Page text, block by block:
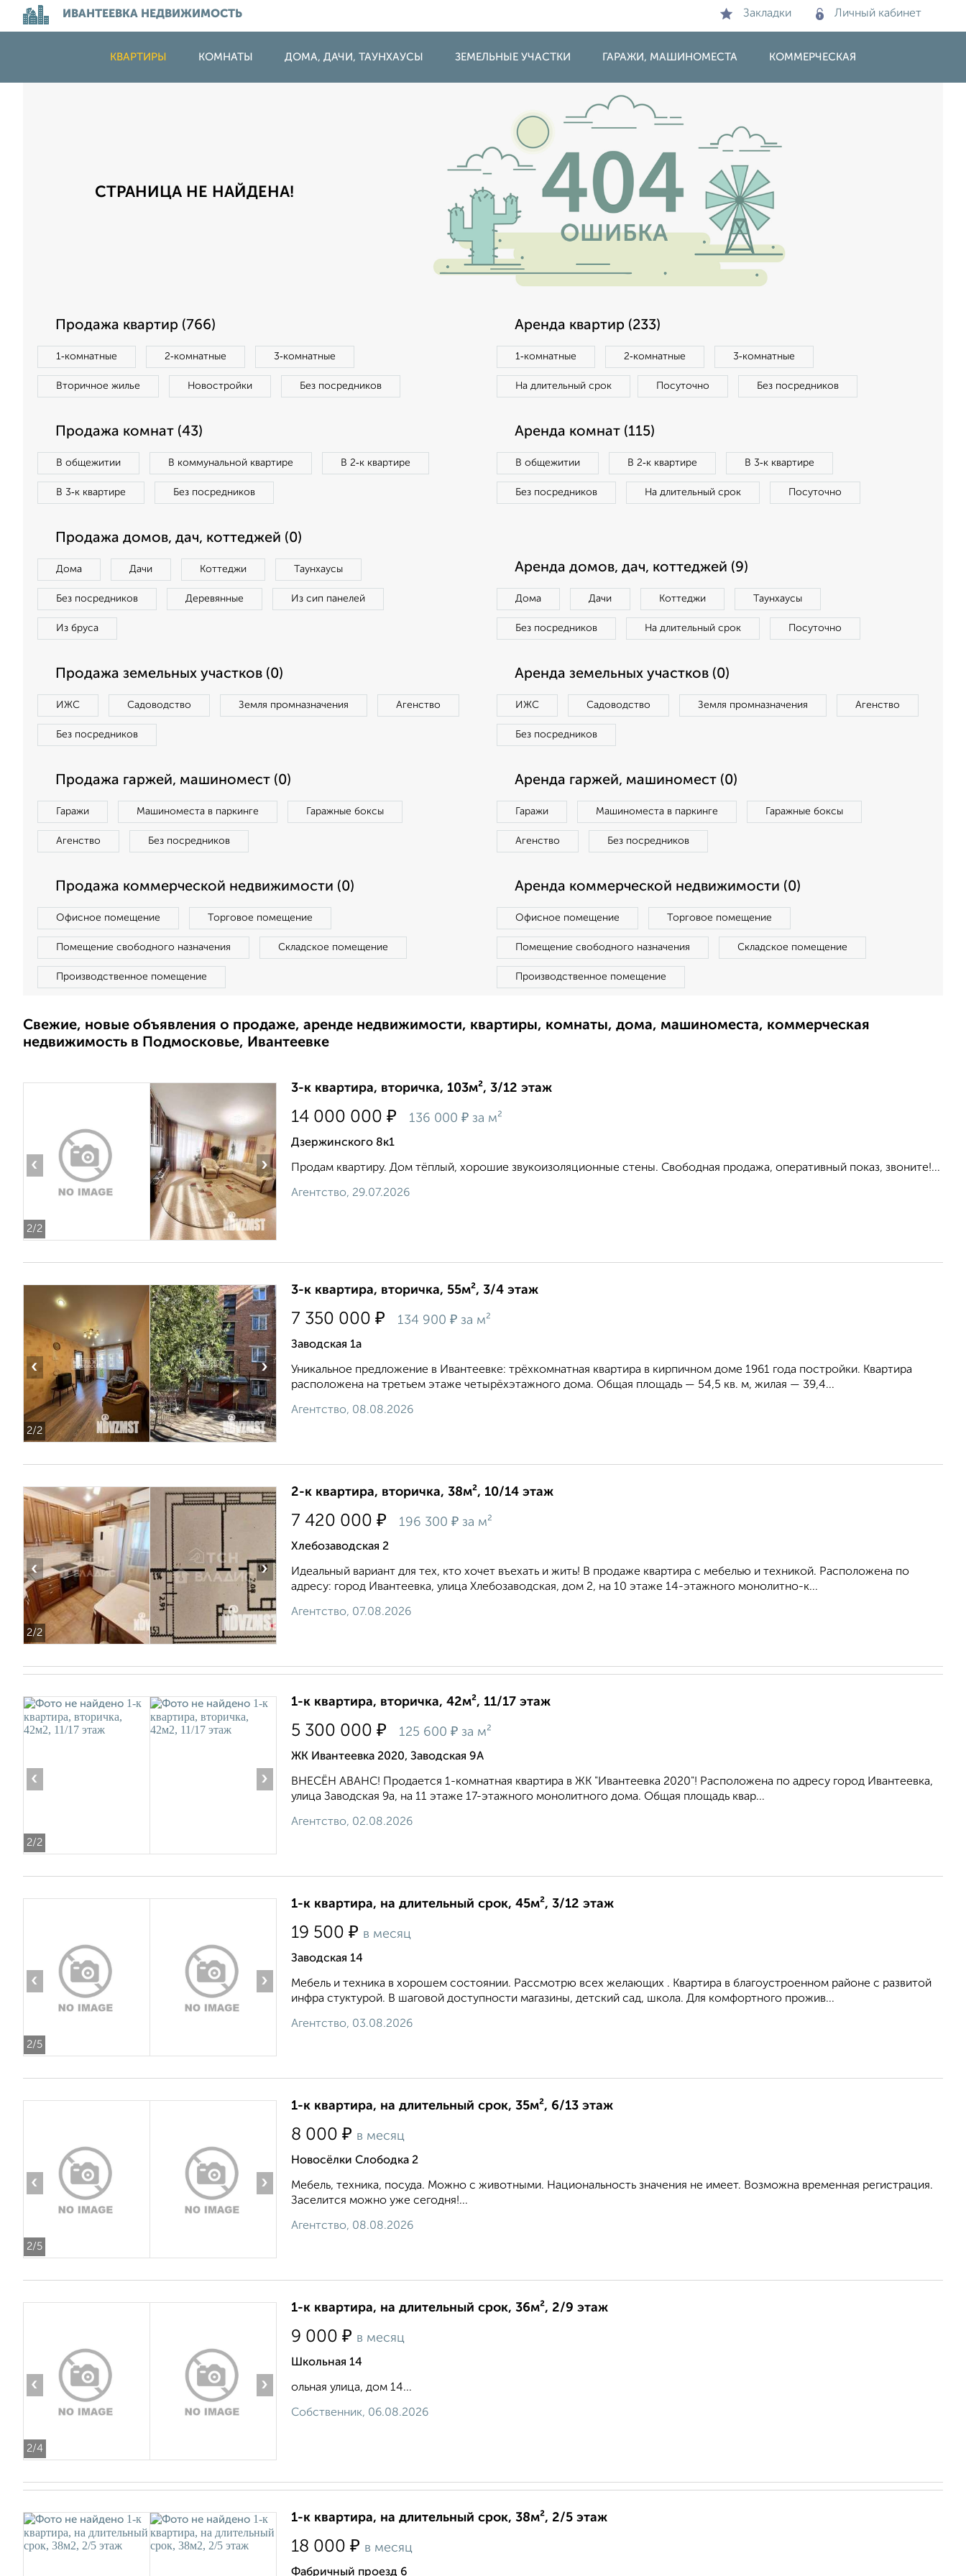
ИВАНТЕЕВКА НЕДВИЖИМОСТЬ Закладки Личный кабинет
КВАРТИРЫ КОМНАТЫ ДОМА, ДАЧИ, ТАУНХАУСЫ ЗЕМЕЛЬНЫЕ УЧАСТКИ ГАРАЖИ, МАШИНОМЕСТА КОММЕРЧЕСКАЯ
СТРАНИЦА НЕ НАЙДЕНА!
Продажа квартир (766)
1‑комнатные 2‑комнатные 3‑комнатные
Вторичное жилье Новостройки Без посредников
Аренда квартир (233)
1‑комнатные 2‑комнатные 3‑комнатные
На длительный срок Посуточно Без посредников
Продажа комнат (43)
В общежитии В коммунальной квартире В 2‑к квартире
В 3‑к квартире Без посредников
Аренда комнат (115)
В общежитии В 2‑к квартире В 3‑к квартире
Без посредников На длительный срок Посуточно
Продажа домов, дач, коттеджей (0)
Дома Дачи Коттеджи Таунхаусы
Без посредников Деревянные Из сип панелей
Из бруса
Аренда домов, дач, коттеджей (9)
Дома Дачи Коттеджи Таунхаусы
Без посредников На длительный срок Посуточно
Продажа земельных участков (0)
ИЖС Садоводство Земля промназначения Агенство
Без посредников
Аренда земельных участков (0)
ИЖС Садоводство Земля промназначения Агенство
Без посредников
Продажа гаржей, машиномест (0)
Гаражи Машиноместа в паркинге Гаражные боксы
Агенство Без посредников
Аренда гаржей, машиномест (0)
Гаражи Машиноместа в паркинге Гаражные боксы
Агенство Без посредников
Продажа коммерческой недвижимости (0)
Офисное помещение Торговое помещение
Помещение свободного назначения Складское помещение
Производственное помещение
Аренда коммерческой недвижимости (0)
Офисное помещение Торговое помещение
Помещение свободного назначения Складское помещение
Производственное помещение
Свежие, новые объявления о продаже, аренде недвижимости, квартиры, комнаты, дома, машиноместа, коммерческая
недвижимость в Подмосковье, Ивантеевке
2/2
‹ ›
3-к квартира, вторичка, 103м², 3/12 этаж
14 000 000 ₽ 136 000 ₽ за м²
Дзержинского 8к1
Продам квартиру. Дом тёплый, хорошие звукоизоляционные стены. Свободная продажа, оперативный показ, звоните!...
Агентство, 29.07.2026
2/2
‹ ›
3-к квартира, вторичка, 55м², 3/4 этаж
7 350 000 ₽ 134 900 ₽ за м²
Заводская 1а
Уникальное предложение в Ивантеевке: трёхкомнатная квартира в кирпичном доме 1961 года постройки. Квартира
расположена на третьем этаже четырёхэтажного дома. Общая площадь — 54,5 кв. м, жилая — 39,4...
Агентство, 08.08.2026
2/2
‹ ›
2-к квартира, вторичка, 38м², 10/14 этаж
7 420 000 ₽ 196 300 ₽ за м²
Хлебозаводская 2
Идеальный вариант для тех, кто хочет въехать и жить! В продаже квартира с мебелью и техникой. Расположена по
адресу: город Ивантеевка, улица Хлебозаводская, дом 2, на 10 этаже 14-этажного монолитно-к...
Агентство, 07.08.2026
2/2
‹ ›
1-к квартира, вторичка, 42м², 11/17 этаж
5 300 000 ₽ 125 600 ₽ за м²
ЖК Ивантеевка 2020, Заводская 9А
ВНЕСЁН АВАНС! Продается 1-комнатная квартира в ЖК "Ивантеевка 2020"! Расположена по адресу город Ивантеевка,
улица Заводская 9а, на 11 этаже 17-этажного монолитного дома. Общая площадь квар...
Агентство, 02.08.2026
2/5
‹ ›
1-к квартира, на длительный срок, 45м², 3/12 этаж
19 500 ₽ в месяц
Заводская 14
Мебель и техника в хорошем состоянии. Рассмотрю всех желающих . Квартира в благоустроенном районе с развитой
инфра стуктурой. В шаговой доступности магазины, детский сад, школа. Для комфортного прожив...
Агентство, 03.08.2026
2/5
‹ ›
1-к квартира, на длительный срок, 35м², 6/13 этаж
8 000 ₽ в месяц
Новосёлки Слободка 2
Мебель, техника, посуда. Можно с животными. Национальность значения не имеет. Возможна временная регистрация.
Заселится можно уже сегодня!...
Агентство, 08.08.2026
2/4
‹ ›
1-к квартира, на длительный срок, 36м², 2/9 этаж
9 000 ₽ в месяц
Школьная 14
ольная улица, дом 14...
Собственник, 06.08.2026
1-к квартира, на длительный срок, 38м², 2/5 этаж
18 000 ₽ в месяц
Фабричный проезд 6